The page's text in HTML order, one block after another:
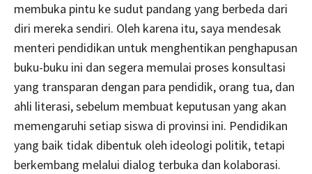
membuka pintu ke sudut pandang yang berbeda dari
diri mereka sendiri. Oleh karena itu, saya mendesak
menteri pendidikan untuk menghentikan penghapusan
buku-buku ini dan segera memulai proses konsultasi
yang transparan dengan para pendidik, orang tua, dan
ahli literasi, sebelum membuat keputusan yang akan
memengaruhi setiap siswa di provinsi ini. Pendidikan
yang baik tidak dibentuk oleh ideologi politik, tetapi
berkembang melalui dialog terbuka dan kolaborasi.